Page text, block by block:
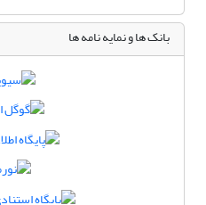
بانک ها و نمایه نامه ها